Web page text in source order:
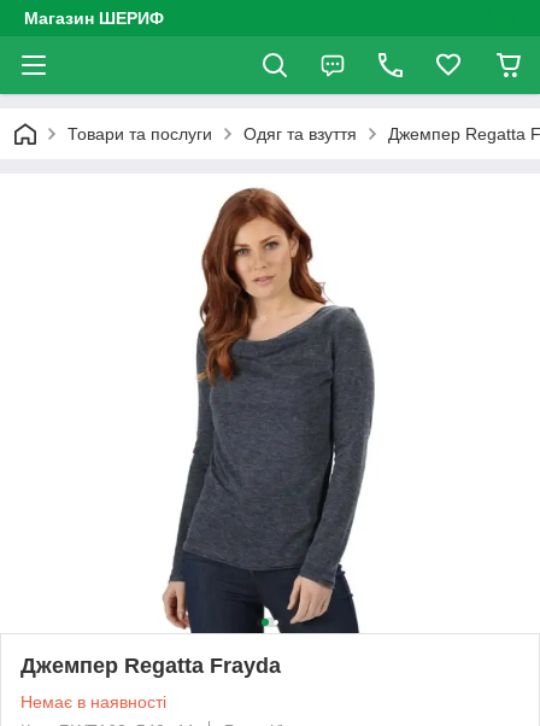
Магазин ШЕРИФ
Товари та послуги Одяг та взуття Джемпер Regatta
Джемпер Regatta Frayda
Немає в наявності